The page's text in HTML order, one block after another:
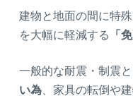
建物と地面の間に特
を大幅に軽減する
「
一般的な耐震・制震と
い為 、家具の転倒や